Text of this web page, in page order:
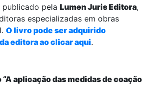
publicado pela Lumen Juris Editora,
especializadas em obras
O livro pode ser adquirido
editora ao clicar aqui.
A aplicação das medidas de coação